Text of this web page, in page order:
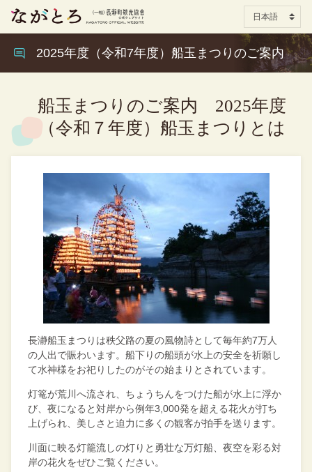
2025年度（令和7年度）船玉まつりのご案内
船玉まつりのご案内 2025年度
（令和７年度）船玉まつりとは
長瀞船玉まつりは秩父路の夏の風物詩として毎年約7万人
の人出で賑わいます。船下りの船頭が水上の安全を祈願し
て水神様をお祀りしたのがその始まりとされています。
灯篭が荒川へ流され、ちょうちんをつけた船が水上に浮か
び、夜になると対岸から例年3,000発を超える花火が打ち
上げられ、美しさと迫力に多くの観客が拍手を送ります。
川面に映る灯籠流しの灯りと勇壮な万灯船、夜空を彩る対
岸の花火をぜひご覧ください。